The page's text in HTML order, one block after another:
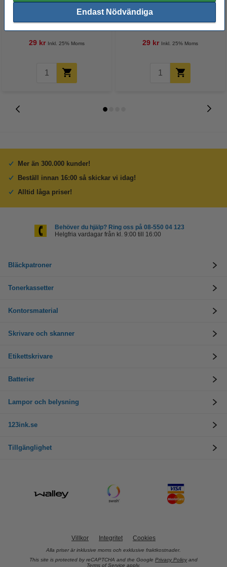
Endast Nödvändiga
Märkpenna permanent 1.5mm -
29 kr Inkl. 25% Moms
Märkpenna permanent 1.5mm -
3.0mm | Edding 30 | röd
29 kr Inkl. 25% Moms
Mer än 300.000 kunder!
Beställ innan 16:00 så skickar vi idag!
Alltid låga priser!
Behöver du hjälp? Ring oss på 08-550 04 123
Helgfria vardagar från kl. 9:00 till 16:00
Bläckpatroner
Tonerkassetter
Kontorsmaterial
Skrivare och skanner
Etikettskrivare
Batterier
Lampor och belysning
123ink.se
Tillgänglighet
Villkor Integritet Cookies
Alla priser är inklusive moms och exklusive fraktkostnader.
This site is protected by reCAPTCHA and the Google Privacy Policy and
Terms of Service apply.